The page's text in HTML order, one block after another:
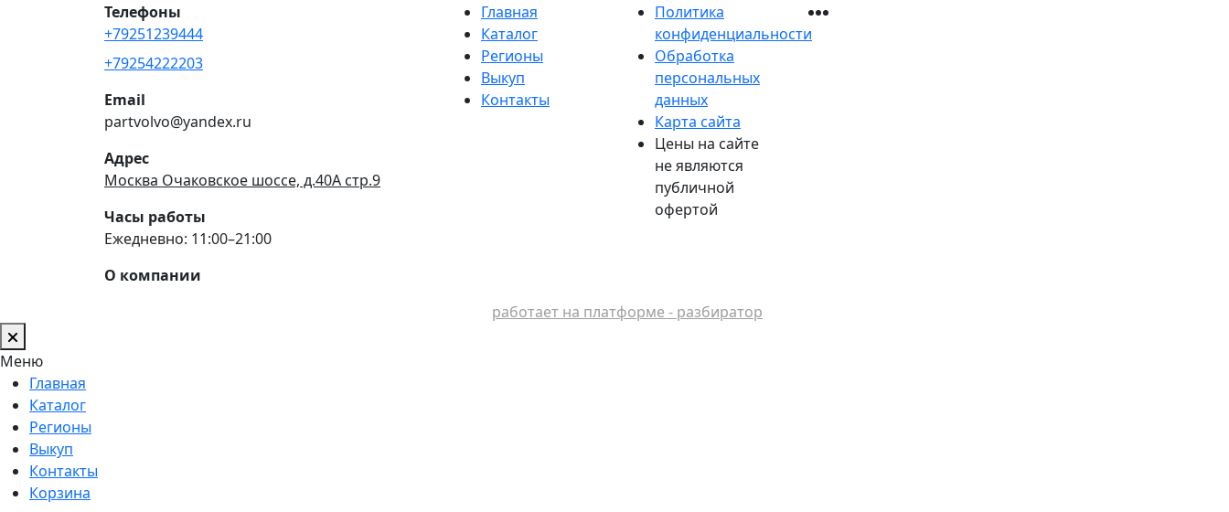
Телефоны
+79251239444
+79254222203
Email
partvolvo@yandex.ru
Адрес
Москва Очаковское шоссе, д.40А стр.9
Часы работы
Ежедневно: 11:00–21:00
О компании
Главная
Каталог
Регионы
Выкуп
Контакты
Политика
конфиденциальности
Обработка
персональных
данных
Карта сайта
Цены на сайте
не являются
публичной
офертой
работает на платформе - разбиратор
Меню
Главная
Каталог
Регионы
Выкуп
Контакты
Корзина